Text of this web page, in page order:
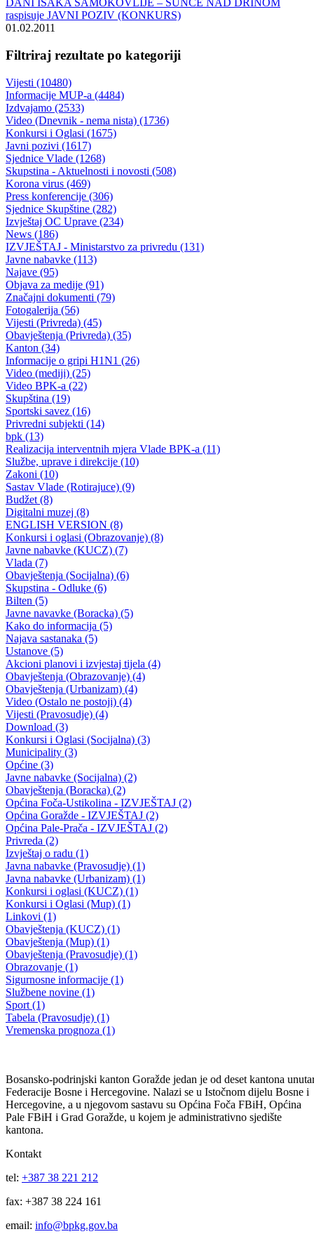
PREDŠKOLSKOG ODGOJA I OBRAZOVANJA U
PREDŠKOLSKE USTANOVE